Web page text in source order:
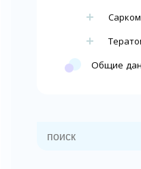
Общие